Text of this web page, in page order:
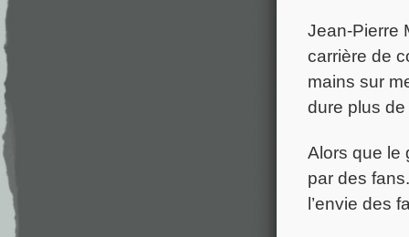
Jean-Pierre
carrière de
mains sur
dure plus
Alors que le
par des
l’envie des